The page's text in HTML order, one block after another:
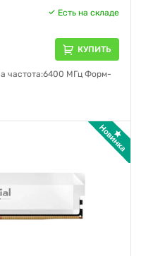
Есть на складе
КУПИТЬ
частота:6400 МГц Форм-